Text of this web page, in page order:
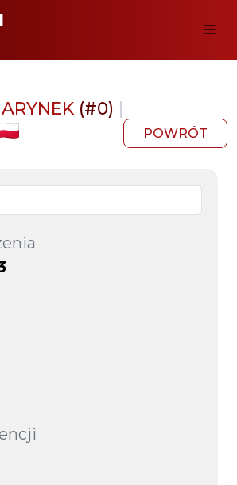
(#0) |
POWRÓT